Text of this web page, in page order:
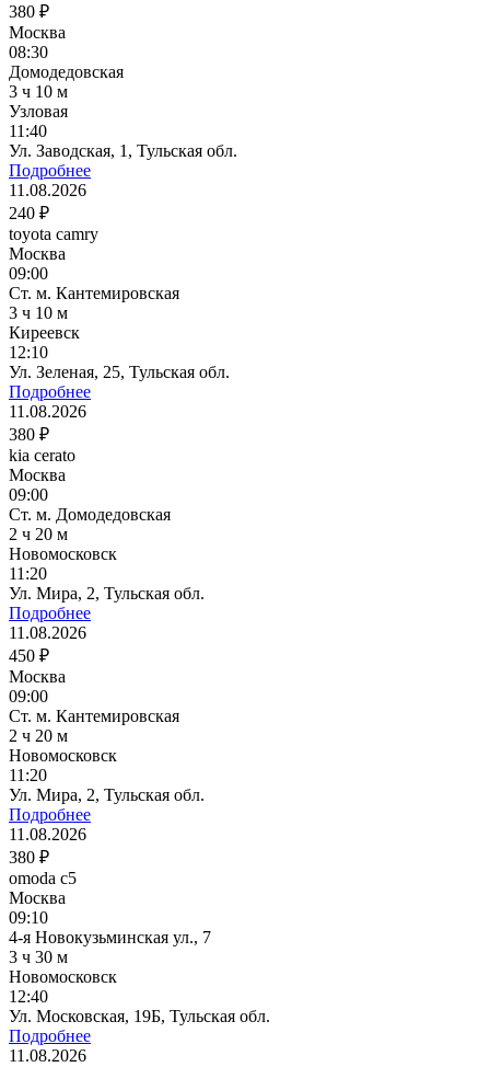
380 ₽
Москва
08:30
Домодедовская
3 ч 10 м
Узловая
11:40
Ул. Заводская, 1, Тульская обл.
Подробнее
11.08.2026
240 ₽
toyota camry
Москва
09:00
Ст. м. Кантемировская
3 ч 10 м
Киреевск
12:10
Ул. Зеленая, 25, Тульская обл.
Подробнее
11.08.2026
380 ₽
kia cerato
Москва
09:00
Ст. м. Домодедовская
2 ч 20 м
Новомосковск
11:20
Ул. Мира, 2, Тульская обл.
Подробнее
11.08.2026
450 ₽
Москва
09:00
Ст. м. Кантемировская
2 ч 20 м
Новомосковск
11:20
Ул. Мира, 2, Тульская обл.
Подробнее
11.08.2026
380 ₽
omoda c5
Москва
09:10
4-я Новокузьминская ул., 7
3 ч 30 м
Новомосковск
12:40
Ул. Московская, 19Б, Тульская обл.
Подробнее
11.08.2026